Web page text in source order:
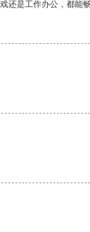
是工作办公，都能